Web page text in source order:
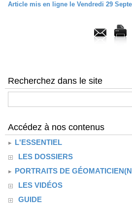
Article mis en ligne le Vendredi 29
Recherchez dans le site
Accédez à nos contenus
L'ESSENTIEL
LES DOSSIERS
PORTRAITS DE
LES VIDÉOS
GUIDE